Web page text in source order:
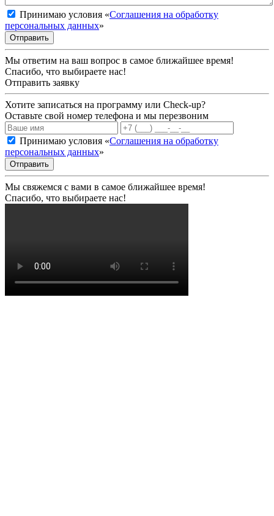
Принимаю условия «Соглашения на обработку
персональных данных»
Отправить
Мы ответим на ваш вопрос в самое ближайшее время!
Спасибо, что выбираете нас!
Отправить заявку
Хотите записаться на программу или Check-up?
Оставьте свой номер телефона и мы перезвоним
Принимаю условия «Соглашения на обработку
персональных данных»
Отправить
Мы свяжемся с вами в самое ближайшее время!
Спасибо, что выбираете нас!